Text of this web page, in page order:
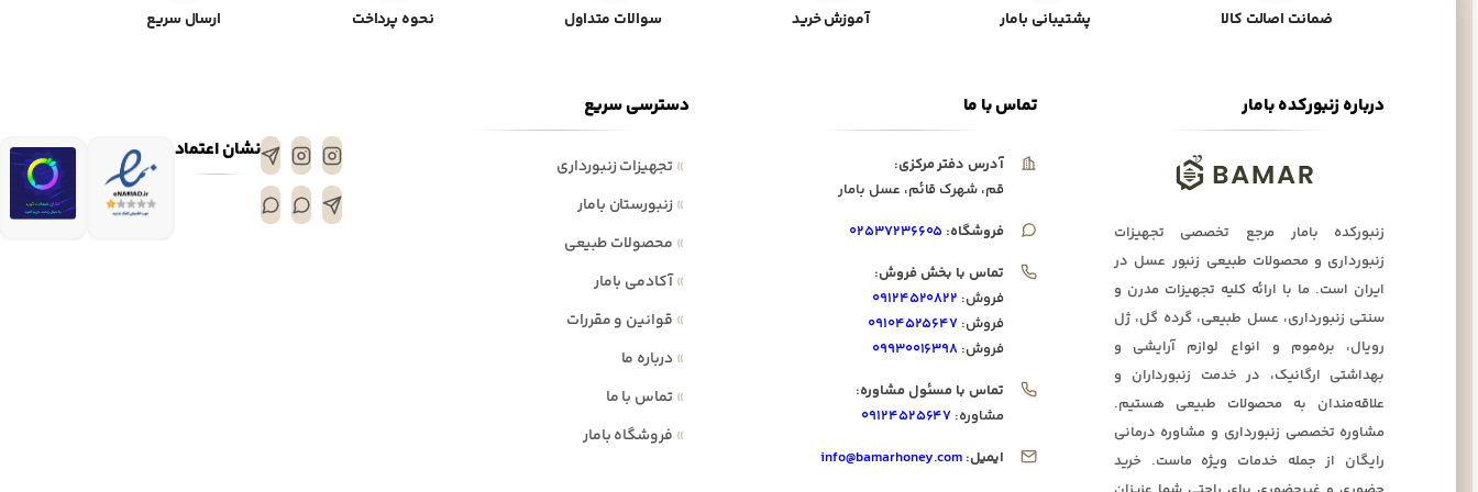
ضمانت اصالت کالا پشتیبانی بامار آموزش خرید سوالات متداول نحوه پرداخت ارسال سریع
نشان اعتماد
دسترسی سریع
»تجهیزات زنبورداری
»زنبورستان بامار
» محصولات طبیعی
»آکادمی بامار
» قوانین و مقررات
» درباره ما
»تماس با ما
» فروشگاه بامار
تماس با ما
آدرس دفتر مرکزی:
قم، شهرک قائم، عسل بامار
فروشگاه: ۰۲۵۳۷۲۳۶۶۰۵
تماس با بخش فروش:
فروش: ۰۹۱۲۴۵۲۰۸۲۲
فروش: ۰۹۱۰۴۵۲۵۶۴۷
فروش: ۰۹۹۳۰۰۱۶۳۹۸
تماس با مسئول مشاوره:
مشاوره: ۰۹۱۲۴۵۲۵۶۴۷
ایمیل: info@bamarhoney.com
درباره زنبورکده بامار
زنبورکده بامار مرجع تخصصی تجهیزات
زنبورداری و محصولات طبیعی زنبور عسل در
ایران است. ما با ارائه کلیه تجهیزات مدرن و
سنتی زنبورداری، عسل طبیعی، گرده گل، ژل
رویال، بره‌موم و انواع لوازم آرایشی و
بهداشتی ارگانیک، در خدمت زنبورداران و
علاقه‌مندان به محصولات طبیعی هستیم.
مشاوره تخصصی زنبورداری و مشاوره درمانی
رایگان از جمله خدمات ویژه ماست. خرید